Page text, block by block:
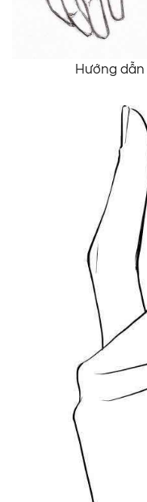
Hướng dẫn